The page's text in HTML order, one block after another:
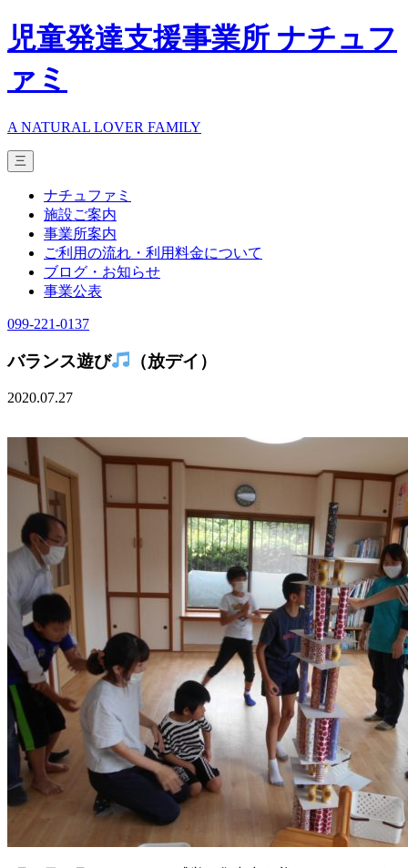
児童発達支援事業所 ナチュフ
ァミ
A NATURAL LOVER FAMILY
三
ナチュファミ
施設ご案内
事業所案内
ご利用の流れ・利用料金について
ブログ・お知らせ
事業公表
099-221-0137
バランス遊び （放デイ）
2020.07.27